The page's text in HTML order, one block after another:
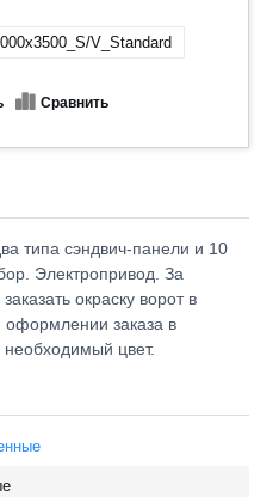
V_Standard
Сравнить
типа сэндвич-панели и 10
Электропривод. За
окраску ворот в
оформлении заказа в
необходимый цвет.